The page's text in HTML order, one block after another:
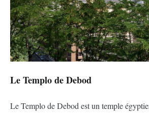
Le Templo de Debod
Le Templo de Debod est un temple